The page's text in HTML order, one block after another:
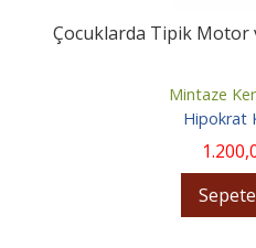
Çocuklarda Tipik Motor
Mintaze
Hipokrat
1.200